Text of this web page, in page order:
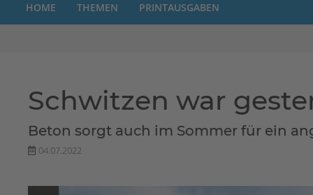
HOME THEMEN PRINTAUSGABEN
Schwitzen war
Beton sorgt auch im Sommer für ein
04.07.2022